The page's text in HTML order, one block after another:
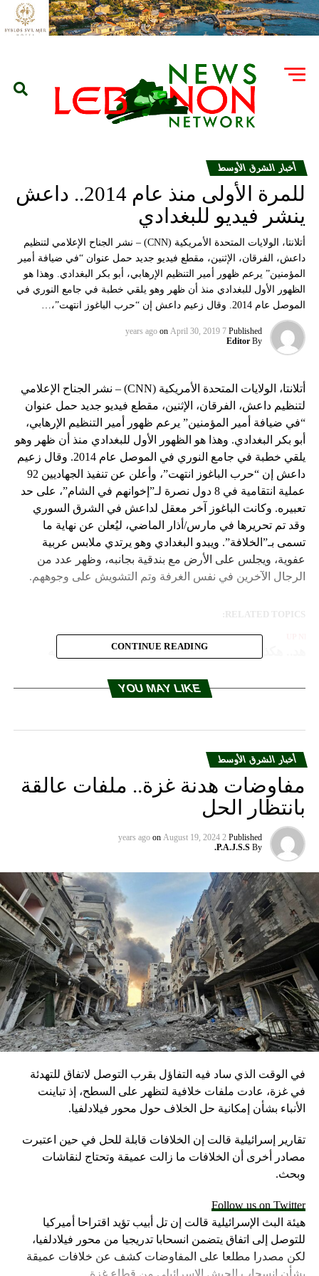
أخبار الشرق الأوسط
للمرة الأولى منذ عام 2014.. داعش
ينشر فيديو للبغدادي
أتلانتا، الولايات المتحدة الأمريكية (CNN) – نشر الجناح الإعلامي لتنظيم
داعش، الفرقان، الإثنين، مقطع فيديو جديد حمل عنوان “في ضيافة أمير
المؤمنين” يرعم ظهور أمير التنظيم الإرهابي، أبو بكر البغدادي. وهذا هو
الظهور الأول للبغدادي منذ أن ظهر وهو يلقي خطبة في جامع النوري في
الموصل عام 2014. وقال زعيم داعش إن “حرب الباغوز انتهت”،…
Published
7 years ago
on April 30, 2019
By
Editor
أتلانتا، الولايات المتحدة الأمريكية (CNN) – نشر الجناح الإعلامي
لتنظيم داعش، الفرقان، الإثنين، مقطع فيديو جديد حمل عنوان
“في ضيافة أمير المؤمنين” يرعم ظهور أمير التنظيم الإرهابي،
أبو بكر البغدادي. وهذا هو الظهور الأول للبغدادي منذ أن ظهر وهو
يلقي خطبة في جامع النوري في الموصل عام 2014. وقال زعيم
داعش إن “حرب الباغوز انتهت”، وأعلن عن تنفيذ الجهاديين 92
عملية انتقامية في 8 دول نصرة لـ”إخوانهم في الشام”، على حد
تعبيره. وكانت الباغوز آخر معقل لداعش في الشرق السوري
وقد تم تحريرها في مارس/أذار الماضي، ليُعلن عن نهاية ما
تسمى بـ”الخلافة”. ويبدو البغدادي وهو يرتدي ملابس عربية
عفوية، ويجلس على الأرض مع بندقية بجانبه، وظهر عدد من
الرجال الآخرين في نفس الغرفة وتم التشويش على وجوههم.
RELATED TOPICS:
هكذا بدا البغدادي بعد 5 سنوات من آخر ظهور له
جاسوس بريطاني سابق يبرز لـCNN ملف “تمويل” هجوم
CONTINUE READING
YOU MAY LIKE
أخبار الشرق الأوسط
مفاوضات هدنة غزة.. ملفات عالقة
بانتظار الحل
Published
2 years ago
on August 19, 2024
By
P.A.J.S.S.
في الوقت الذي ساد فيه التفاؤل بقرب التوصل لاتفاق للتهدئة
في غزة، عادت ملفات خلافية لتظهر على السطح، إذ تباينت
الأنباء بشأن إمكانية حل الخلاف حول محور فيلادلفيا.
تقارير إسرائيلية قالت إن الخلافات قابلة للحل في حين اعتبرت
مصادر أخرى أن الخلافات ما زالت عميقة وتحتاج لنقاشات
وبحث.
Follow us on Twitter
هيئة البث الإسرائيلية قالت إن تل أبيب تؤيد اقتراحا أميركيا
للتوصل إلى اتفاق يتضمن انسحابا تدريجيا من محور فيلادلفيا،
لكن مصدرا مطلعا على المفاوضات كشف عن خلافات عميقة